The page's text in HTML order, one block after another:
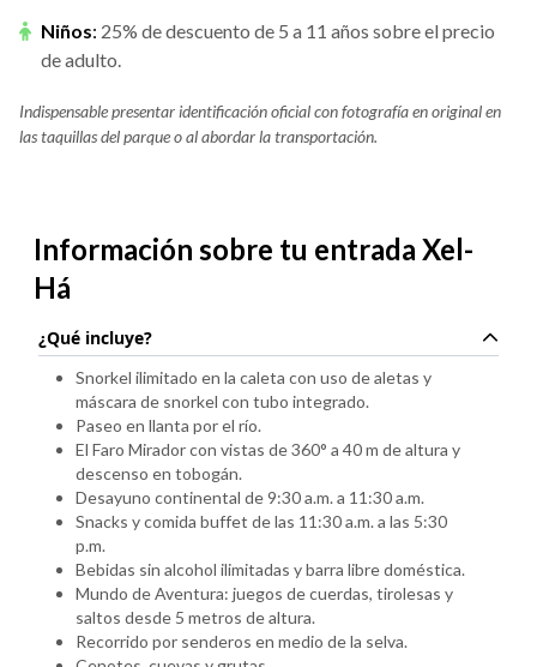
Niños: 25% de descuento de 5 a 11 años sobre el precio
de adulto.
Indispensable presentar identificación oficial con fotografía en original en
las taquillas del parque o al abordar la transportación.
Información sobre tu entrada Xel-
Há
¿Qué incluye?
Snorkel ilimitado en la caleta con uso de aletas y
máscara de snorkel con tubo integrado.
Paseo en llanta por el río.
El Faro Mirador con vistas de 360° a 40 m de altura y
descenso en tobogán.
Desayuno continental de 9:30 a.m. a 11:30 a.m.
Snacks y comida buffet de las 11:30 a.m. a las 5:30
p.m.
Bebidas sin alcohol ilimitadas y barra libre doméstica.
Mundo de Aventura: juegos de cuerdas, tirolesas y
saltos desde 5 metros de altura.
Recorrido por senderos en medio de la selva.